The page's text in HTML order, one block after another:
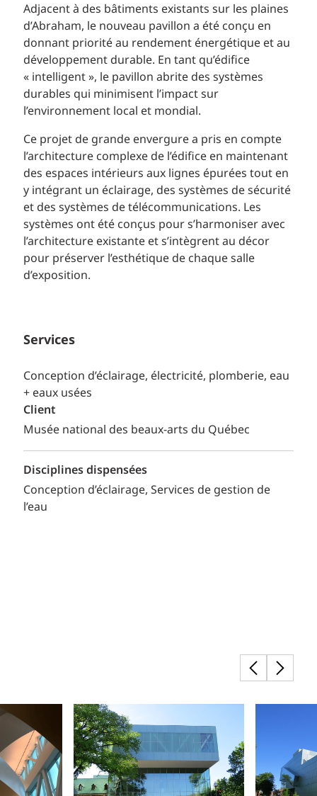
Adjacent à des bâtiments existants sur les plaines
d’Abraham, le nouveau pavillon a été conçu en
donnant priorité au rendement énergétique et au
développement durable. En tant qu’édifice
« intelligent », le pavillon abrite des systèmes
durables qui minimisent l’impact sur
l’environnement local et mondial.
Ce projet de grande envergure a pris en compte
l’architecture complexe de l’édifice en maintenant
des espaces intérieurs aux lignes épurées tout en
y intégrant un éclairage, des systèmes de sécurité
et des systèmes de télécommunications. Les
systèmes ont été conçus pour s’harmoniser avec
l’architecture existante et s’intègrent au décor
pour préserver l’esthétique de chaque salle
d’exposition.
Services
Conception d’éclairage, électricité, plomberie, eau
+ eaux usées
Client
Musée national des beaux-arts du Québec
Disciplines dispensées
Conception d’éclairage Services de gestion de
l’eau